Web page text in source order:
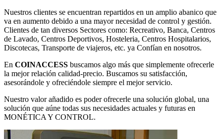
Nuestros clientes se encuentran repartidos en un amplio abanico que
va en aumento debido a una mayor necesidad de control y gestión.
Clientes de tan diversos Sectores como: Recreativo, Banca, Centros
de Lavado, Centros Deportivos, Hosteleria, Centros Hospitalarios,
Discotecas, Transporte de viajeros, etc. ya Confían en nosotros.
En COINACCESS buscamos algo más que simplemente ofrecerle
la mejor relación calidad-precio. Buscamos su satisfacción,
asesorándole y ofreciéndole siempre el mejor servicio.
Nuestro valor añadido es poder ofrecerle una solución global, una
solución que aúne todas sus necesidades actuales y futuras en
MONÉTICA Y CONTROL.